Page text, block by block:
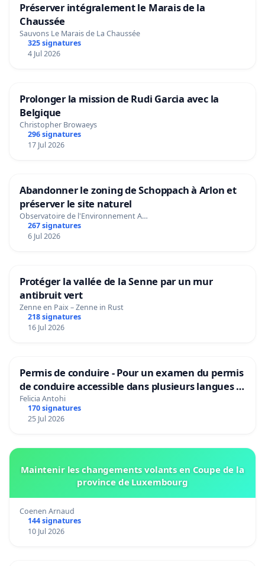
Préserver intégralement le Marais de la
Chaussée
Sauvons Le Marais de La Chaussée
325 signatures
4 Jul 2026
Prolonger la mission de Rudi Garcia avec la
Belgique
Christopher Browaeys
296 signatures
17 Jul 2026
Abandonner le zoning de Schoppach à Arlon et
préserver le site naturel
Observatoire de l'Environnement A…
267 signatures
6 Jul 2026
Protéger la vallée de la Senne par un mur
antibruit vert
Zenne en Paix – Zenne in Rust
218 signatures
16 Jul 2026
Permis de conduire - Pour un examen du permis
de conduire accessible dans plusieurs langues à
Bruxelles
Felicia Antohi
170 signatures
25 Jul 2026
Maintenir les changements volants en Coupe de la
province de Luxembourg
Coenen Arnaud
144 signatures
10 Jul 2026